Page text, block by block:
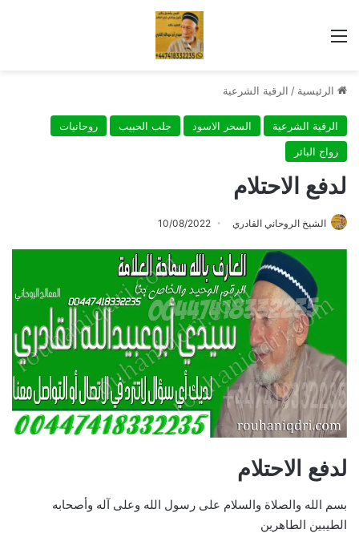
القائمة
الرئيسية / الرقية الشرعية
الرقية الشرعية السحر الاسود جلب الحبيب
روحانيات
زواج البائر
لدفع الاحتلام
الشيخ الروحاني القادري 10/08/2022
لدفع الاحتلام
بسم الله والصلاة والسلام على رسول الله وعلى آله وأصحابه
الطيبين الطاهرين